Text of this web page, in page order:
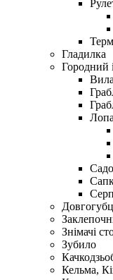
Гладилка
Городний
Вила
Знімачі
Зубило
Кельма,